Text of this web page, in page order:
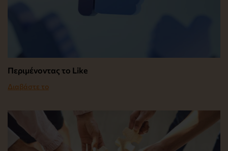
Περιμένοντας το Like
Διαβάστε το